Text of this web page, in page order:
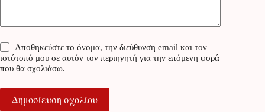
Αποθηκεύστε το όνομα, την διεύθυνση email και τον
ιστότοπό μου σε αυτόν τον περιηγητή για την επόμενη φορά
που θα σχολιάσω.
Δημοσίευση σχολίου